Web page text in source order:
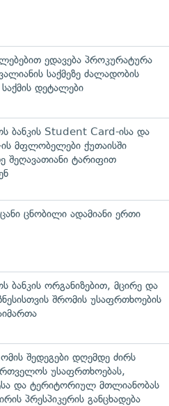
ედავება პროკურატურა
საქმეზე ძალადობის
დეტალები
ბანკის Student Card-ისა და
მფლობელები ქუთაისში
შეღავათიანი ტარიფით
ცნობილი ადამიანი ერთი
ბანკის ორგანიზებით, მცირე და
შრომის უსაფრთხოების
შედეგები დღემდე ძირს
უსაფრთხოებას,
და ტერიტორიულ მთლიანობას
პრესპიკერის განცხადება